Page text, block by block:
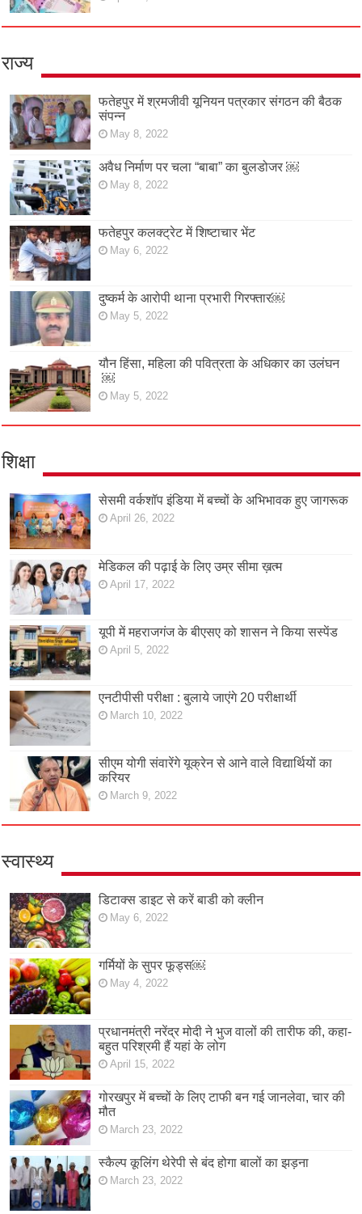
राज्य
फतेहपुर में श्रमजीवी यूनियन पत्रकार संगठन की बैठक
संपन्न
May 8, 2022
अवैध निर्माण पर चला “बाबा” का बुलडोजर ￼
May 8, 2022
फतेहपुर कलक्ट्रेट में शिष्टाचार भेंट
May 6, 2022
दुष्कर्म के आरोपी थाना प्रभारी गिरफ्तार￼
May 5, 2022
यौन हिंसा, महिला की पवित्रता के अधिकार का उलंघन
￼
May 5, 2022
शिक्षा
सेसमी वर्कशॉप इंडिया में बच्चों के अभिभावक हुए जागरूक
April 26, 2022
मेडिकल की पढ़ाई के लिए उम्र सीमा ख़त्म
April 17, 2022
यूपी में महराजगंज के बीएसए को शासन ने किया सस्पेंड
April 5, 2022
एनटीपीसी परीक्षा : बुलाये जाएंगे 20 परीक्षार्थी
March 10, 2022
सीएम योगी संवारेंगे यूक्रेन से आने वाले विद्यार्थियों का
करियर
March 9, 2022
स्वास्थ्य
डिटाक्स डाइट से करें बाडी को क्लीन
May 6, 2022
गर्मियों के सुपर फूड्स￼
May 4, 2022
प्रधानमंत्री नरेंद्र मोदी ने भुज वालों की तारीफ की, कहा-
बहुत परिश्रमी हैं यहां के लोग
April 15, 2022
गोरखपुर में बच्चों के लिए टाफी बन गई जानलेवा, चार की
मौत
March 23, 2022
स्कैल्प कूलिंग थेरेपी से बंद होगा बालों का झड़ना
March 23, 2022